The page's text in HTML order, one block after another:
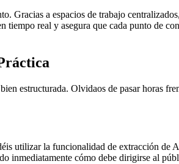
Gracias a espacios de trabajo
real y asegura que cada punto de
bien estructurada. Olvidaos de pasar horas
utilizar la funcionalidad de extracción de
inmediatamente cómo debe dirigirse al